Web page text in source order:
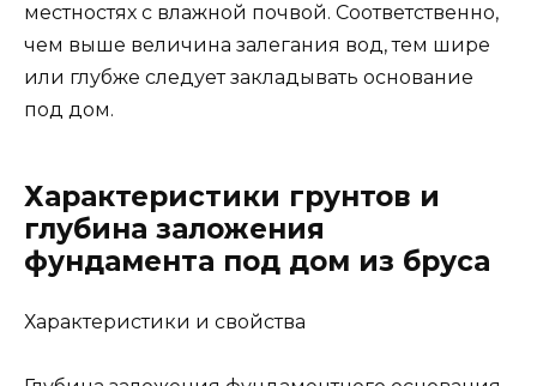
местностях с влажной почвой. Соответственно,
чем выше величина залегания вод, тем шире
или глубже следует закладывать основание
под дом.
Характеристики грунтов и
глубина заложения
фундамента под дом из бруса
Характеристики и свойства